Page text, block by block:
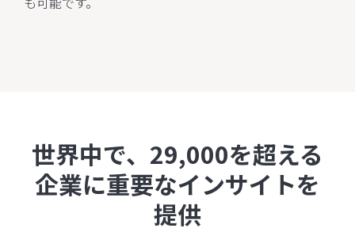
世界中で、29,000を超える
企業に重要なインサイトを
提供